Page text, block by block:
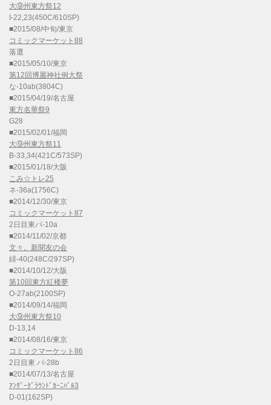
大⑨州東方祭12
I-22,23(450C/610SP)
■2015/08/中旬/東京
コミックマーケット88
落選
■2015/05/10/東京
第12回博麗神社例大祭
な-10ab(3804C)
■2015/04/19/名古屋
東方名華祭9
G28
■2015/02/01/福岡
大⑨州東方祭11
B-33,34(421C/573SP)
■2015/01/18/大阪
こみ☆トレ25
ネ-36a(1756C)
■2014/12/30/東京
コミックマーケット87
2日目東パ-10a
■2014/11/02/京都
文々。新聞友の会
緋-40(248C/297SP)
■2014/10/12/大阪
第10回東方紅楼夢
O-27ab(2100SP)
■2014/09/14/福岡
大⑨州東方祭10
D-13,14
■2014/08/16/東京
コミックマーケット86
2日目東 パ-28b
■2014/07/13/名古屋
ｱﾝﾀﾞｰｸﾞﾗｳﾝﾄﾞｶｰﾆﾊﾞﾙ3
D-01(162SP)